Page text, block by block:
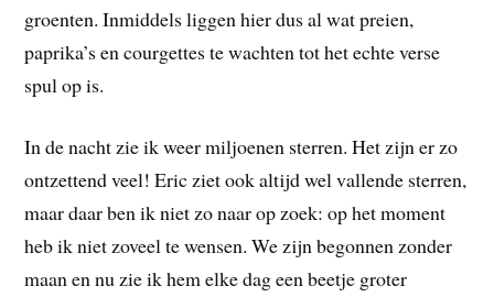
groenten. Inmiddels liggen hier dus al wat preien,
paprika’s en courgettes te wachten tot het echte verse
spul op is.
In de nacht zie ik weer miljoenen sterren. Het zijn er zo
ontzettend veel! Eric ziet ook altijd wel vallende sterren,
maar daar ben ik niet zo naar op zoek: op het moment
heb ik niet zoveel te wensen. We zijn begonnen zonder
maan en nu zie ik hem elke dag een beetje groter